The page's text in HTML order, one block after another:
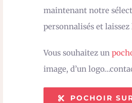
maintenant notre
personnalisés et
Vous souhaitez un
image, d’un
POCHOIR